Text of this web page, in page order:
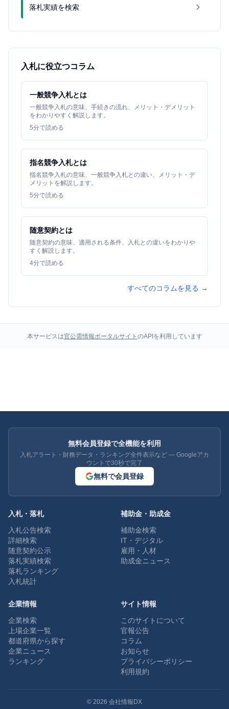
落札実績を検索
入札に役立つコラム
一般競争入札とは
一般競争入札の意味、手続きの流れ、メリット・デメリット
をわかりやすく解説します。
5分で読める
指名競争入札とは
指名競争入札の意味、一般競争入札との違い、メリット・デ
メリットを解説します。
5分で読める
随意契約とは
随意契約の意味、適用される条件、入札との違いをわかりや
すく解説します。
4分で読める
すべてのコラムを見る →
本サービスは官公需情報ポータルサイト のAPIを利用しています
無料会員登録で全機能を利用
入札アラート・財務データ・ランキング全件表示など — Googleアカ
ウントで30秒で完了
無料で会員登録
入札・落札
入札公告検索
詳細検索
随意契約公示
落札実績検索
落札ランキング
入札統計
補助金・助成金
補助金検索
IT・デジタル
雇用・人材
助成金ニュース
企業情報
企業検索
上場企業一覧
都道府県から探す
企業ニュース
ランキング
サイト情報
このサイトについて
官報公告
コラム
お知らせ
プライバシーポリシー
利用規約
© 2026 会社情報DX